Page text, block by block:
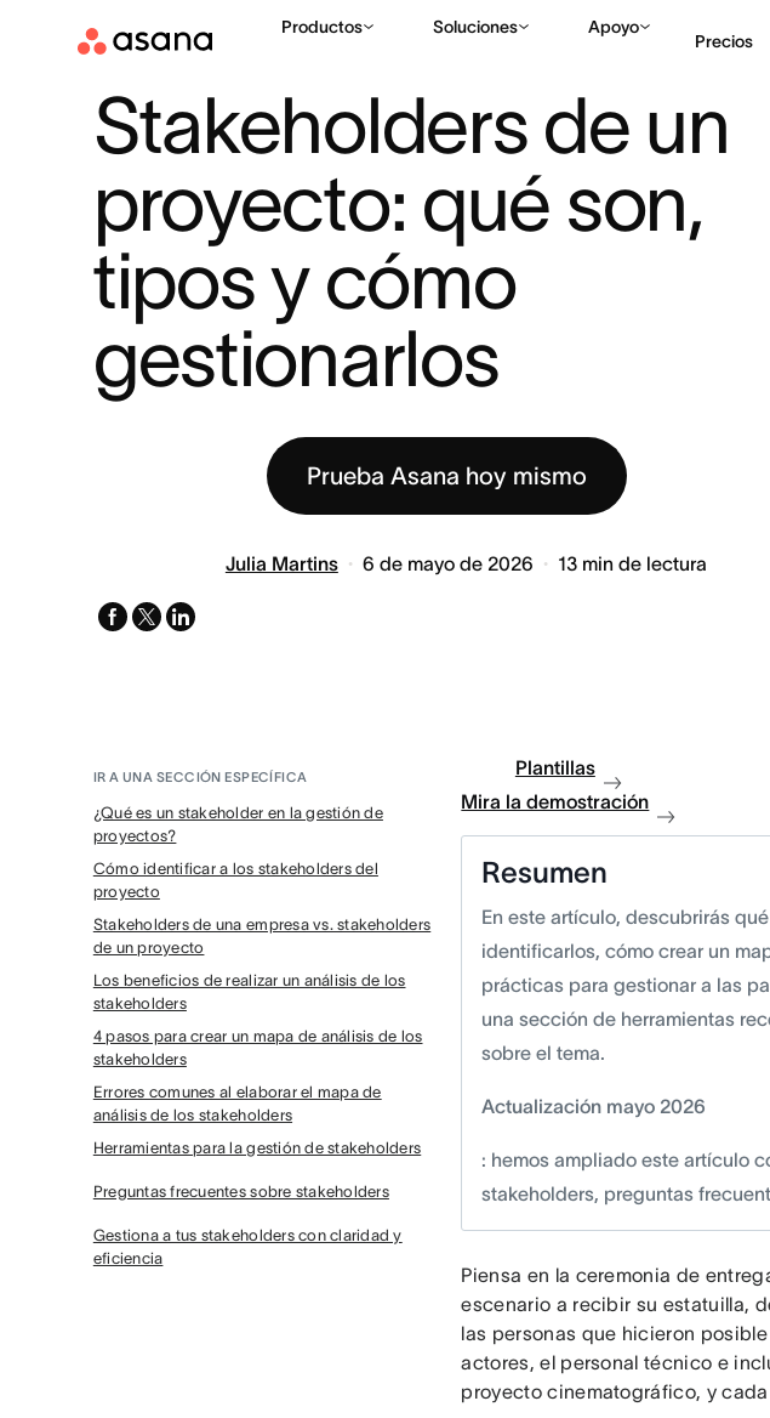
Productos Soluciones Apoyo
Precios
Stakeholders de un
proyecto: qué son,
tipos y cómo
gestionarlos
Prueba Asana hoy mismo
Julia Martins 6 de mayo de 2026 13 min de lectura
facebook
x-
linkedin
IR A UNA SECCIÓN ESPECÍFICA
¿Qué es un stakeholder en la gestión de
proyectos?
Cómo identificar a los stakeholders del
proyecto
Stakeholders de una empresa vs. stakeholders
de un proyecto
Los beneficios de realizar un análisis de los
stakeholders
4 pasos para crear un mapa de análisis de los
stakeholders
Errores comunes al elaborar el mapa de
análisis de los stakeholders
Herramientas para la gestión de stakeholders
Preguntas frecuentes sobre stakeholders
Gestiona a tus stakeholders con claridad y
eficiencia
Plantillas
Mira la demostración
Resumen
En este artículo, descubrirás
identificarlos, cómo crear un
prácticas para gestionar a las
una sección de herramientas
sobre el tema.
Actualización mayo 2026
: hemos ampliado este artículo
stakeholders, preguntas
Piensa en la ceremonia de
escenario a recibir su estatuilla,
las personas que hicieron
actores, el personal técnico e
proyecto cinematográfico, y